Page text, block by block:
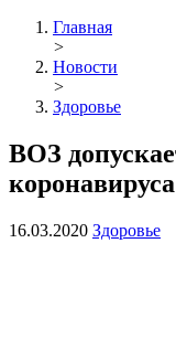
Главная
>
Новости
>
Здоровье
ВОЗ
16.03.2020 Здоровье